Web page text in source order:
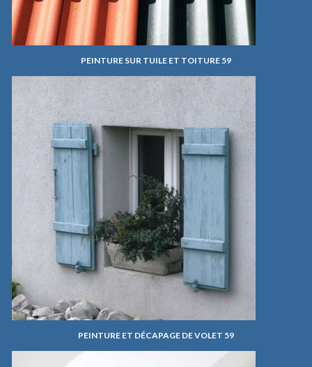
PEINTURE SUR TUILE ET TOITURE 59
PEINTURE ET DÉCAPAGE DE VOLET 59